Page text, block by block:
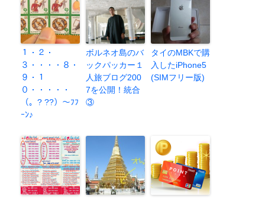
１・２・
３・・・・８・
９・１
０・・・・・
（。? ??）～ﾌﾌ
ｰﾝ♪
ボルネオ島のバ
ックパッカー１
人旅ブログ200
7を公開！統合
③
タイのMBKで購
入したiPhone5
(SIMフリー版)